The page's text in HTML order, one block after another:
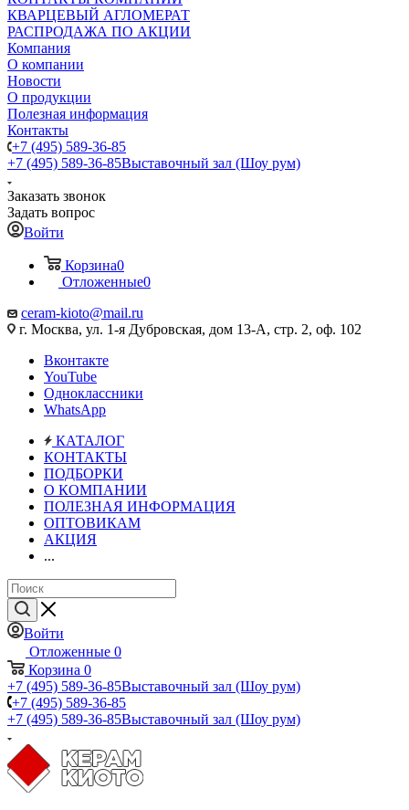
КВАРЦЕВЫЙ АГЛОМЕРАТ
РАСПРОДАЖА ПО АКЦИИ
Компания
О компании
Новости
О продукции
Полезная информация
Контакты
+7 (495) 589-36-85
+7 (495) 589-36-85Выставочный зал (Шоу рум)
Заказать звонок
Задать вопрос
Войти
Корзина0
Отложенные0
ceram-kioto@mail.ru
г. Москва, ул. 1-я Дубровская, дом 13-А, стр. 2, оф. 102
Вконтакте
YouTube
Одноклассники
WhatsApp
КАТАЛОГ
КОНТАКТЫ
ПОДБОРКИ
О КОМПАНИИ
ПОЛЕЗНАЯ ИНФОРМАЦИЯ
ОПТОВИКАМ
АКЦИЯ
...
Войти
Отложенные 0
Корзина 0
+7 (495) 589-36-85Выставочный зал (Шоу рум)
+7 (495) 589-36-85
+7 (495) 589-36-85Выставочный зал (Шоу рум)